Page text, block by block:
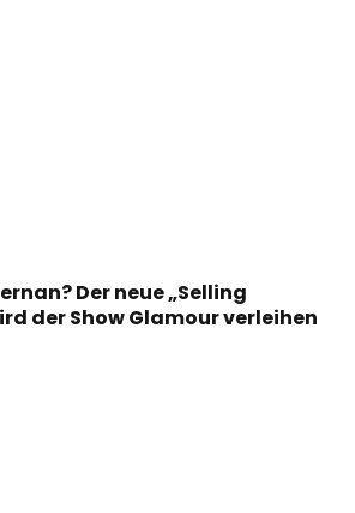
Der neue „Selling
der Show Glamour verleihen